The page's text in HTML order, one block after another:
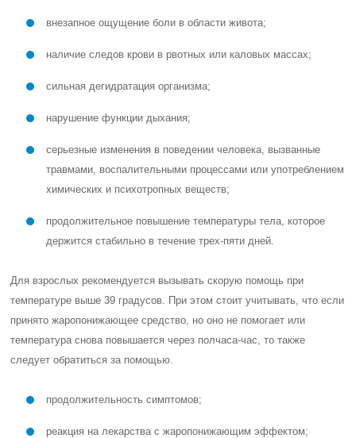
внезапное ощущение боли в области живота;
наличие следов крови в рвотных или каловых массах;
сильная дегидратация организма;
нарушение функции дыхания;
серьезные изменения в поведении человека, вызванные
травмами, воспалительными процессами или употреблением
химических и психотропных веществ;
продолжительное повышение температуры тела, которое
держится стабильно в течение трех-пяти дней.
Для взрослых рекомендуется вызывать скорую помощь при
температуре выше 39 градусов. При этом стоит учитывать, что если
принято жаропонижающее средство, но оно не помогает или
температура снова повышается через полчаса-час, то также
следует обратиться за помощью.
продолжительность симптомов;
реакция на лекарства с жаропонижающим эффектом;